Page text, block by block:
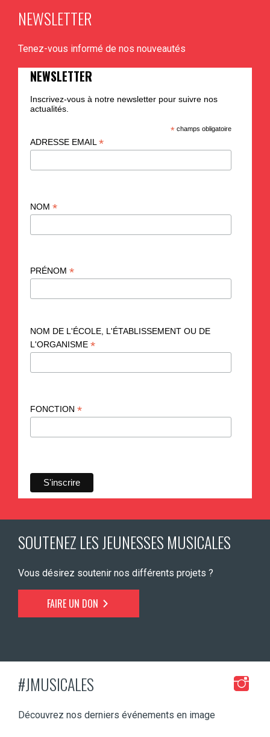
PLUS D'INFO
NEWSLETTER
Tenez-vous informé de nos nouveautés
NEWSLETTER
Inscrivez-vous à notre newsletter pour suivre nos
actualités.
* champs obligatoire
ADRESSE EMAIL *
NOM *
PRÉNOM *
NOM DE L'ÉCOLE, L'ÉTABLISSEMENT OU DE
L'ORGANISME *
FONCTION *
SOUTENEZ LES JEUNESSES MUSICALES
Vous désirez soutenir nos différents projets ?
FAIRE UN DON
#JMUSICALES
Découvrez nos derniers événements en image